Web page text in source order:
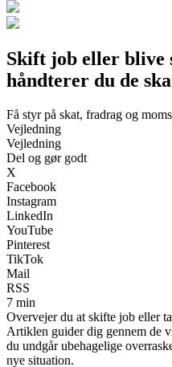
Skift job eller blive
håndterer du de
Få styr på skat, fradrag og
Vejledning
Vejledning
Del og gør godt
X
Facebook
Instagram
LinkedIn
YouTube
Pinterest
TikTok
Mail
RSS
7 min
Overvejer du at skifte job eller
Artiklen guider dig gennem de
du undgår ubehagelige
nye situation.